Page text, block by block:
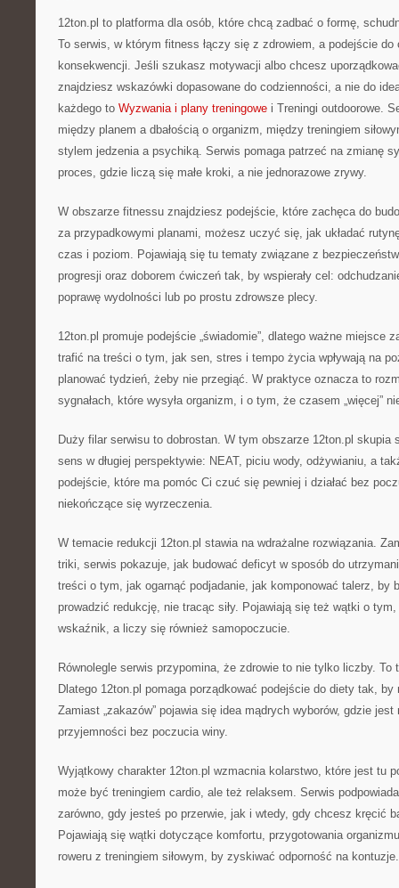
12ton.pl to platforma dla osób, które chcą zadbać o formę,
To serwis, w którym fitness łączy się z zdrowiem, a podejście do
konsekwencji. Jeśli szukasz motywacji albo chcesz
znajdziesz wskazówki dopasowane do codzienności, a nie do
każdego to Wyzwania i plany treningowe i Treningi outdoorowe.
między planem a dbałością o organizm, między treningiem
stylem jedzenia a psychiką. Serwis pomaga patrzeć na zmianę
proces, gdzie liczą się małe kroki, a nie jednorazowe zrywy.
W obszarze fitnessu znajdziesz podejście, które zachęca do
za przypadkowymi planami, możesz uczyć się, jak układać
czas i poziom. Pojawiają się tu tematy związane z
progresji oraz doborem ćwiczeń tak, by wspierały cel:
poprawę wydolności lub po prostu zdrowsze plecy.
12ton.pl promuje podejście „świadomie”, dlatego ważne miejsce
trafić na treści o tym, jak sen, stres i tempo życia wpływają na
planować tydzień, żeby nie przegiąć. W praktyce oznacza to
sygnałach, które wysyła organizm, i o tym, że czasem „więcej”
Duży filar serwisu to dobrostan. W tym obszarze 12ton.pl skupia
sens w długiej perspektywie: NEAT, piciu wody, odżywianiu, a
podejście, które ma pomóc Ci czuć się pewniej i działać bez
niekończące się wyrzeczenia.
W temacie redukcji 12ton.pl stawia na wdrażalne rozwiązania.
triki, serwis pokazuje, jak budować deficyt w sposób do
treści o tym, jak ogarnąć podjadanie, jak komponować talerz, by
prowadzić redukcję, nie tracąc siły. Pojawiają się też wątki o
wskaźnik, a liczy się również samopoczucie.
Równolegle serwis przypomina, że zdrowie to nie tylko liczby. To
Dlatego 12ton.pl pomaga porządkować podejście do diety tak,
Zamiast „zakazów” pojawia się idea mądrych wyborów, gdzie
przyjemności bez poczucia winy.
Wyjątkowy charakter 12ton.pl wzmacnia kolarstwo, które jest tu
może być treningiem cardio, ale też relaksem. Serwis
zarówno, gdy jesteś po przerwie, jak i wtedy, gdy chcesz kręcić
Pojawiają się wątki dotyczące komfortu, przygotowania
roweru z treningiem siłowym, by zyskiwać odporność na kontuzje.